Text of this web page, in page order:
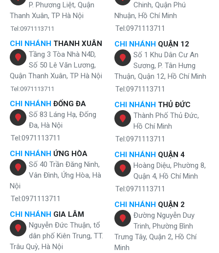
Quá trình oxy hóa làm thoáng: Là giai đoạn đầu tiên trong hệ
thống xử lý nước bộ lọc. Tại giai đoạn này, nguồn nước nước sẽ
đi qua các ống phun oxy hóa để hòa trộn oxy với không khí,
khi đến các giai đoạn sau.
Quá trình oxy hóa tiếp xúc: Nguồn nước sẽ được đi qua các
tầng vật liệu của hệ thống và các kim loại như: sắt,asen
bị oxy hóa, mang lại nguồn nước đầu ra sạch an toàn.
Quá trình xử lý mangan: Ở giai đoạn này, Cơ chế lọc tự xúc tác
kết hợp quá trình oxy của sắt giúp loại bỏ hiệu quả mangan.
Nhờ vậy, ngăn chặn sự tích tụ của mangan, tránh tình trạng
bám cặn, ố bẩn và tắc nghẽn trong các đường ống nước hoặc
thiết bị vệ sinh.
Quá trình xử lý amoni: Giai đoạn này sẽ sử dụng các vi khuẩn
hiếu khí để chuyển hóa amoni thành nitrat, làm giảm đáng kể
hàm lượng amoni, đảm bảo nguồn nước đầu ra chuẩn sạch
tinh khiết và an toàn khi sử dụng.
Xử lý đa dạng nguồn nước đầu vào
P. Phương Liệt, Quận
Thanh Xuân, TP Hà Nội
Tel:0971113711
CHI NHÁNH THANH XUÂN
Tầng 3 Tòa Nhà N4D,
Số 50 Lê Văn Lương,
Quận Thanh Xuân, TP Hà Nội
Tel:0971113711
CHI NHÁNH ĐỐNG ĐA
Số 83 Láng Hạ, Đống
Đa, Hà Nội
Tel:0971113711
CHI NHÁNH ỨNG HÒA
Số 40 Trần Đăng Ninh,
Vân Đình, Ứng Hòa, Hà
Nội
Tel:0971113711
CHI NHÁNH GIA LÂM
Nguyễn Đức Thuận, tổ
dân phố Kiên Trung, TT.
Trâu Quỳ, Hà Nội
Chinh, Quận Phú
Nhuận, Hồ Chí Minh
Tel:0971113711
CHI NHÁNH QUẬN 12
Số 1 Khu Dân Cư An
Sương, P. Tân Hưng
Thuận, Quận 12, Hồ Chí Minh
Tel:0971113711
CHI NHÁNH THỦ ĐỨC
Thành Phố Thủ Đức,
Hồ Chí Minh
Tel:0971113711
CHI NHÁNH QUẬN 4
Hoàng Diệu, Phường 8,
Quận 4, Hồ Chí Minh
Tel:0971113711
CHI NHÁNH QUẬN 2
Đường Nguyễn Duy
Trinh, Phường Bình
Trưng Tây, Quận 2, Hồ Chí
Minh